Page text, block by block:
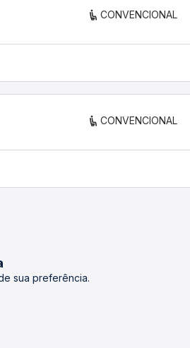
CONVENCIONAL
CONVENCIONAL
sua preferência.